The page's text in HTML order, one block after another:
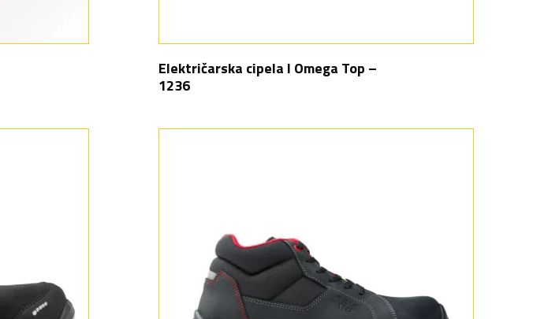
Električarska cipela I Omega Top –
1236